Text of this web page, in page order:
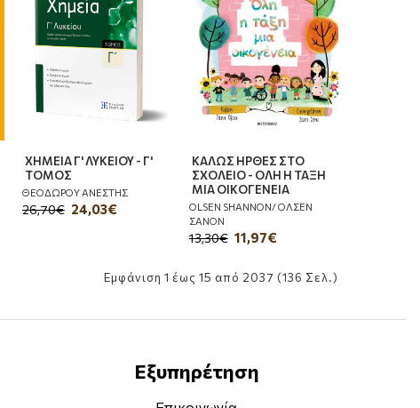
ΧΗΜΕΙΑ Γ' ΛΥΚΕΙΟΥ - Γ'
ΤΟΜΟΣ
ΘΕΟΔΩΡΟΥ ΑΝΕΣΤΗΣ
24,03€
26,70€
ΚΑΛΩΣ ΗΡΘΕΣ ΣΤΟ
ΣΧΟΛΕΙΟ - ΟΛΗ Η ΤΑΞΗ
ΜΙΑ ΟΙΚΟΓΕΝΕΙΑ
OLSEN SHANNON/ ΟΛΣΕΝ
ΣΑΝΟΝ
11,97€
13,30€
Εμφάνιση 1 έως 15 από 2037 (136 Σελ.)
Εξυπηρέτηση